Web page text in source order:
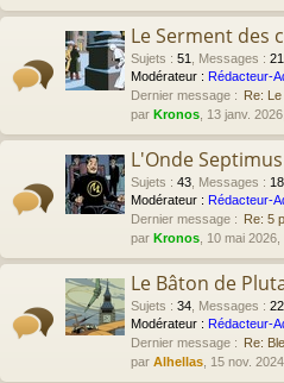
Le Serment des
Sujets : 51 Messages :
Modérateur : Rédacteur-
Dernier message : Re:
par Kronos , 13 janv.
L'Onde Septimus
Sujets : 43 Messages :
Modérateur : Rédacteur-
Dernier message : Re: 5
par Kronos , 10 mai
Le Bâton de
Sujets : 34 Messages :
Modérateur : Rédacteur-
Dernier message : Re:
par Alhellas , 15 nov.